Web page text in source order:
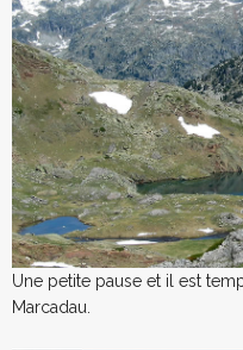
Une petite pause et il est
Marcadau.